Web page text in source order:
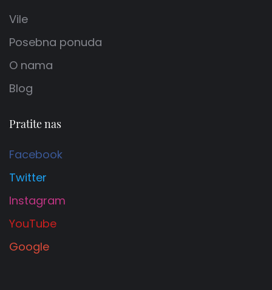
Vile
Posebna ponuda
O nama
Blog
Pratite nas
Facebook
Twitter
Instagram
YouTube
Google